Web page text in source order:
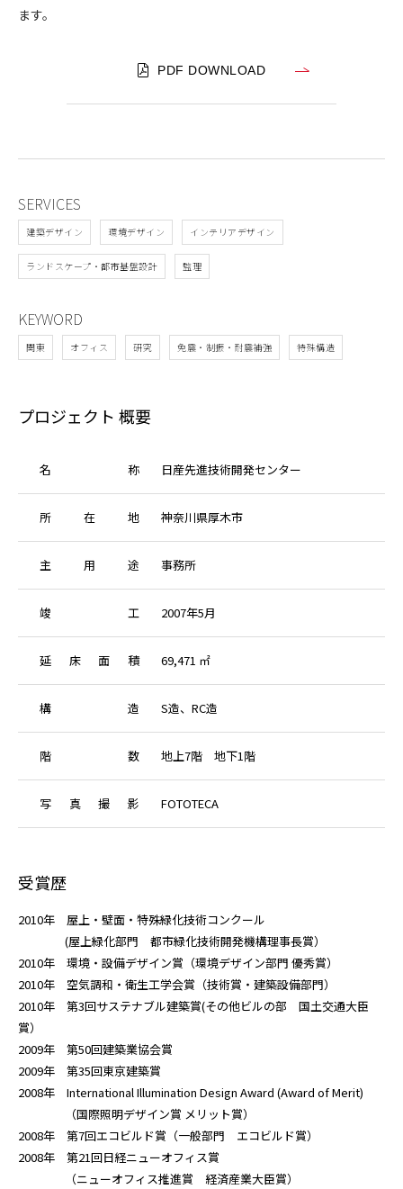
ます。
PDF DOWNLOAD
SERVICES
建築デザイン 環境デザイン インテリアデザイン
ランドスケープ・都市基盤設計 監理
KEYWORD
関東 オフィス 研究 免震・制振・耐震補強 特殊構造
プロジェクト 概要
名 称 日産先進技術開発センター
所 在 地 神奈川県厚木市
主 用 途 事務所
竣 工 2007年5月
延 床 面 積 69,471 ㎡
構 造 S造、RC造
階 数 地上7階 地下1階
写 真 撮 影 FOTOTECA
受賞歴
2010年 屋上・壁面・特殊緑化技術コンクール
(屋上緑化部門 都市緑化技術開発機構理事長賞）
2010年 環境・設備デザイン賞（環境デザイン部門 優秀賞）
2010年 空気調和・衛生工学会賞（技術賞・建築設備部門）
2010年 第3回サステナブル建築賞(その他ビルの部 国土交通大臣
賞）
2009年 第50回建築業協会賞
2009年 第35回東京建築賞
2008年 International Illumination Design Award (Award of Merit)
（国際照明デザイン賞 メリット賞）
2008年 第7回エコビルド賞（一般部門 エコビルド賞）
2008年 第21回日経ニューオフィス賞
（ニューオフィス推進賞 経済産業大臣賞）